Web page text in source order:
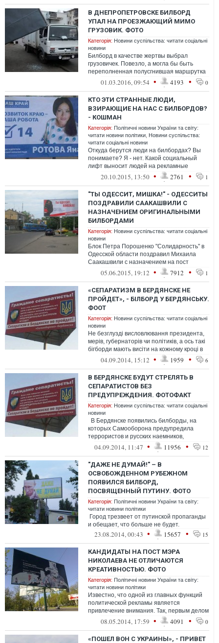
В ДНЕПРОПЕТРОВСКЕ БИЛБОРД
УПАЛ НА ПРОЕЗЖАЮЩИЙ МИМО
ГРУЗОВИК. ФОТО
Категорія: Новини суспільства: читати соціальні
новини
Билборд в качестве жертвы выбрал
грузовичек. Повезло, а могла бы быть
переполненная полусгнившая маршрутка
или стая студентов, ведь время самое
01.03.2016, 09:54 • 4193 • 0
КТО ЭТИ СТРАННЫЕ ЛЮДИ,
ВЗИРАЮЩИЕ НА НАС С БИЛБОРДОВ?
- КОШМАН
Категорія: Політичні новини України та світу:
читати новини політики Новини суспільства:
читати соціальні новини
Откуда берутся люди на билбордах? Вы
понимаете? Я - нет. Какой социальный
лифт выносит людей на рекламные
плоскости?
20.10.2015, 13:50 • 2761 • 1
"ТЫ ОДЕССИТ, МИШКА!" - ОДЕССИТЫ
ПОЗДРАВИЛИ СААКАШВИЛИ С
НАЗНАЧЕНИЕМ ОРИГИНАЛЬНЫМИ
БИЛБОРДАМИ
Категорія: Новини суспільства: читати соціальні
новини
Блок Петра Порошенко "Солидарность" в
Одесской области поздравил Михаила
Саакашвили с назначением на пост
губернатора. При помощи билбордов
05.06.2015, 19:12 • 7912 • 1
«СЕПАРАТИЗМ В БЕРДЯНСКЕ НЕ
ПРОЙДЕТ», - БІЛБОРД У БЕРДЯНСЬКУ.
ФООТ
Категорія: Новини суспільства: читати соціальні
новини
Не безглузді висловлювання президента,
мерів, губернаторів чи політиків, а ось такі
бігборди мають висіти на кожному кроці в
країні, яка воює. Браво Б...
04.09.2014, 15:12 • 1959 • 6
В БЕРДЯНСКЕ БУДУТ СТРЕЛЯТЬ В
СЕПАРАТИСТОВ БЕЗ
ПРЕДУПРЕЖДЕНИЯ. ФОТОФАКТ
Категорія: Новини суспільства: читати соціальні
новини
В Бердянске появились билборды, на
которых Самооборона предупредила
террористов и русских наемников,
сепаратизм в городе не пройдет
04.09.2014, 11:47 • 11956 • 12
"ДАЖЕ НЕ ДУМАЙ!" – В
ОСВОБОЖДЕННОМ РУБЕЖНОМ
ПОЯВИЛСЯ БИЛБОРД,
ПОСВЯЩЕННЫЙ ПУТИНУ. ФОТО
Категорія: Політичні новини України та світу:
читати новини політики
Город трезвеет от путинской пропаганды
и обещает, что больше не будет.
23.08.2014, 00:43 • 15657 • 15
КАНДИДАТЫ НА ПОСТ МЭРА
НИКОЛАЕВА НЕ ОТЛИЧАЮТСЯ
КРЕАТИВНОСТЬЮ. ФОТО
Категорія: Політичні новини України та світу:
читати новини політики
Известно, что одной из главных функций
политической рекламы является
привлечение внимания. Так, первым делом
стоит отметить, что именно политическая
08.05.2014, 17:59 • 4091 • 0
«ПОШЕЛ ВОН С УКРАИНЫ», - ПРИВЕТ